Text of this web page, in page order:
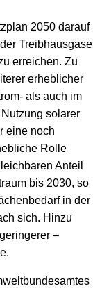
2050 darauf
Treibhausgase
erreichen. Zu
erheblicher
als auch im
solarer
eine noch
Rolle
Anteil
bis 2030, so
in der
sich. Hinzu
–